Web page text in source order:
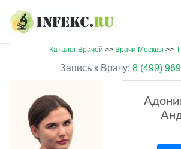
Каталог Врачей >> Врачи Москвы >>
Запись к Врачу: 8 (499)